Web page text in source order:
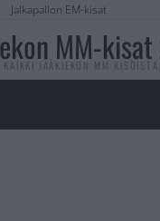
Jalkapallon EM-kisat
MM-
KAIKKI JÄÄKIEKON MM-KISOISTA